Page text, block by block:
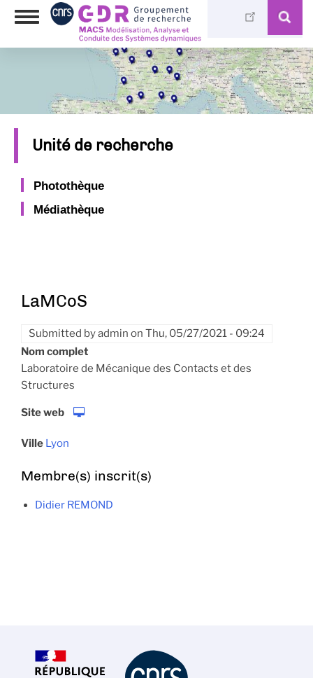
Skip
Toggle
Unité de recherche
Photothèque
Médiathèque
LaMCoS
Submitted byadmin on Thu, 05/27/2021 - 09:24
Nom complet
Laboratoire de Mécanique des Contacts et des
Structures
Site web
Ville Lyon
Membre(s) inscrit(s)
Didier REMOND